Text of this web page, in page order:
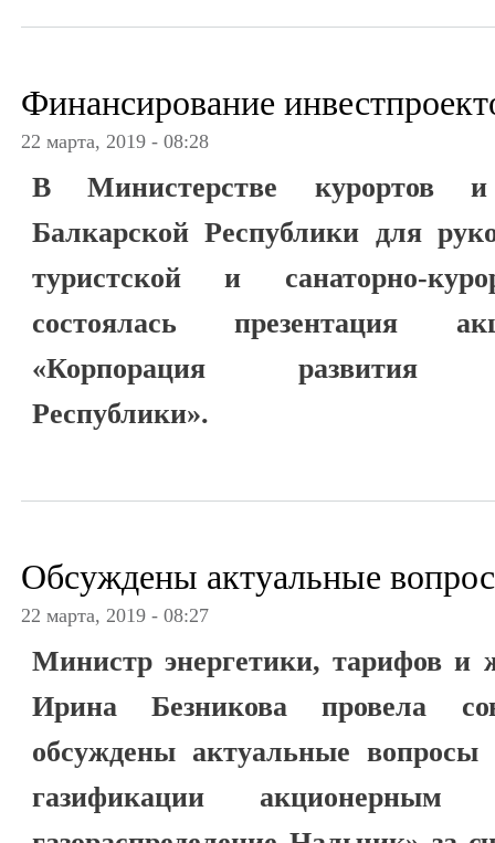
Финансирование
22 марта, 2019 - 08:28
В Министерстве курортов
Балкарской Республики для
туристской и санаторно-
состоялась презентация
«Корпорация развития
Республики».
Обсуждены актуальные
22 марта, 2019 - 08:27
Министр энергетики, тарифов и
Ирина Безникова провела
обсуждены актуальные
газификации акционерным